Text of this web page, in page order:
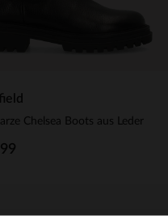
Chelsea Boots aus Leder